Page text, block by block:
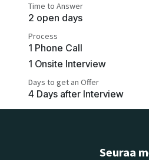
Time to Answer
2 open days
Process
1 Phone Call
1 Onsite Interview
Days to get an Offer
4 Days after Interview
Seuraa